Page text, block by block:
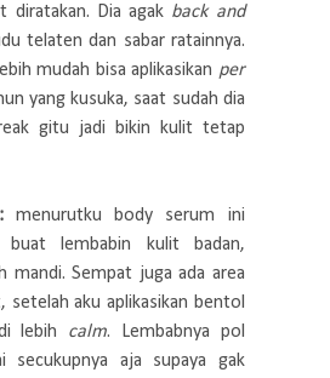
diratakan. Dia agak back and
telaten dan sabar ratainnya.
mudah bisa aplikasikan per
yang kusuka, saat sudah dia
gitu jadi bikin kulit tetap
menurutku body serum ini
buat lembabin kulit badan,
mandi. Sempat juga ada area
setelah aku aplikasikan bentol
lebih calm. Lembabnya pol
secukupnya aja supaya gak